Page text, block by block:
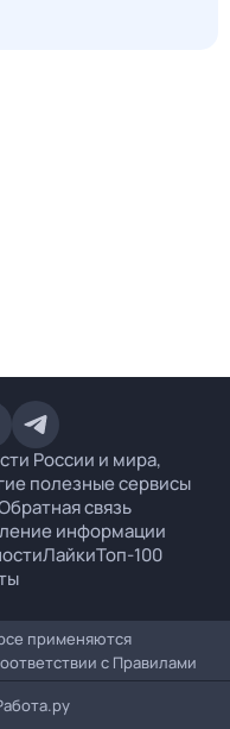
России и мира,
полезные сервисы
связь
информации
ЛайкиТоп-100
применяются
с Правилами